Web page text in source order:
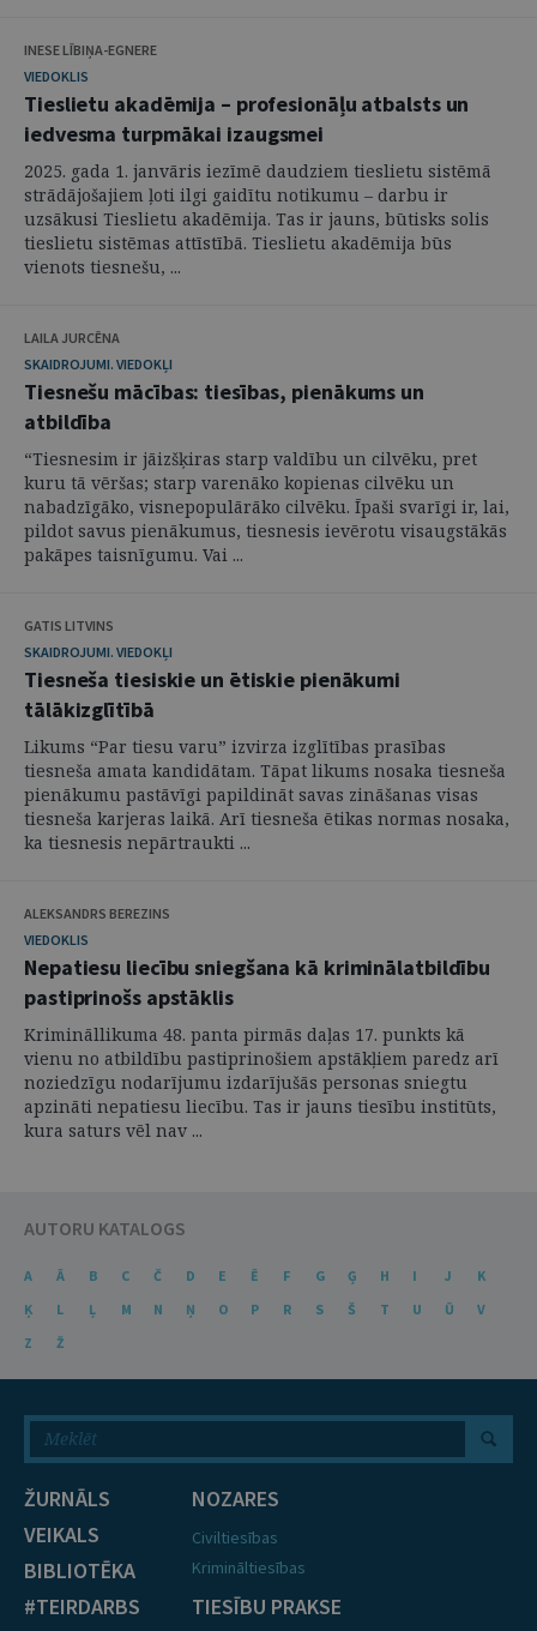
INESE LĪBIŅA-EGNERE
VIEDOKLIS
Tieslietu akadēmija – profesionāļu atbalsts un
iedvesma turpmākai izaugsmei
2025. gada 1. janvāris iezīmē daudziem tieslietu sistēmā
strādājošajiem ļoti ilgi gaidītu notikumu – darbu ir
uzsākusi Tieslietu akadēmija. Tas ir jauns, būtisks solis
tieslietu sistēmas attīstībā. Tieslietu akadēmija būs
vienots tiesnešu, ...
LAILA JURCĒNA
SKAIDROJUMI. VIEDOKĻI
Tiesnešu mācības: tiesības, pienākums un
atbildība
“Tiesnesim ir jāizšķiras starp valdību un cilvēku, pret
kuru tā vēršas; starp varenāko kopienas cilvēku un
nabadzīgāko, visnepopulārāko cilvēku. Īpaši svarīgi ir, lai,
pildot savus pienākumus, tiesnesis ievērotu visaugstākās
pakāpes taisnīgumu. Vai ...
GATIS LITVINS
SKAIDROJUMI. VIEDOKĻI
Tiesneša tiesiskie un ētiskie pienākumi
tālākizglītībā
Likums “Par tiesu varu” izvirza izglītības prasības
tiesneša amata kandidātam. Tāpat likums nosaka tiesneša
pienākumu pastāvīgi papildināt savas zināšanas visas
tiesneša karjeras laikā. Arī tiesneša ētikas normas nosaka,
ka tiesnesis nepārtraukti ...
ALEKSANDRS BEREZINS
VIEDOKLIS
Nepatiesu liecību sniegšana kā kriminālatbildību
pastiprinošs apstāklis
Krimināllikuma 48. panta pirmās daļas 17. punkts kā
vienu no atbildību pastiprinošiem apstākļiem paredz arī
noziedzīgu nodarījumu izdarījušās personas sniegtu
apzināti nepatiesu liecību. Tas ir jauns tiesību institūts,
kura saturs vēl nav ...
AUTORU KATALOGS
A Ā B C Č D E Ē F G Ģ H I J
K
Ķ
L Ļ M N Ņ O P R S Š T U Ū
V
Z
Ž
ŽURNĀLS
VEIKALS
BIBLIOTĒKA
#TEIRDARBS
NOZARES
Civiltiesības
Krimināltiesības
TIESĪBU PRAKSE